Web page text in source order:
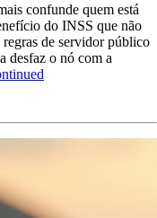
confunde quem está
do INSS que não
regras de servidor público
desfaz o nó com a